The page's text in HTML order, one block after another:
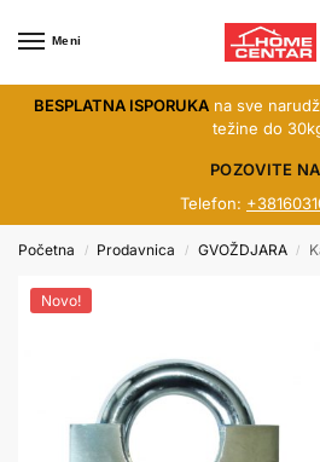
Meni
BESPLATNA ISPORUKAna sve
težine do
POZOVITE
Telefon:
Početna / Prodavnica / GVOŽDJARA /
Novo!